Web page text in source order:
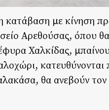
κατάβαση με κίνηση
Αρεθούσας, όπου θα
Χαλκίδας,
θα ανεβούν